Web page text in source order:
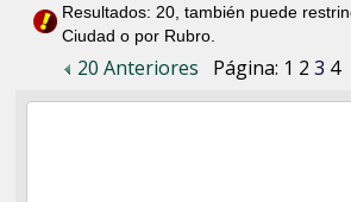
Resultados: 20, también puede
Ciudad o por Rubro.
20 Anteriores Página: 1 2 3 4